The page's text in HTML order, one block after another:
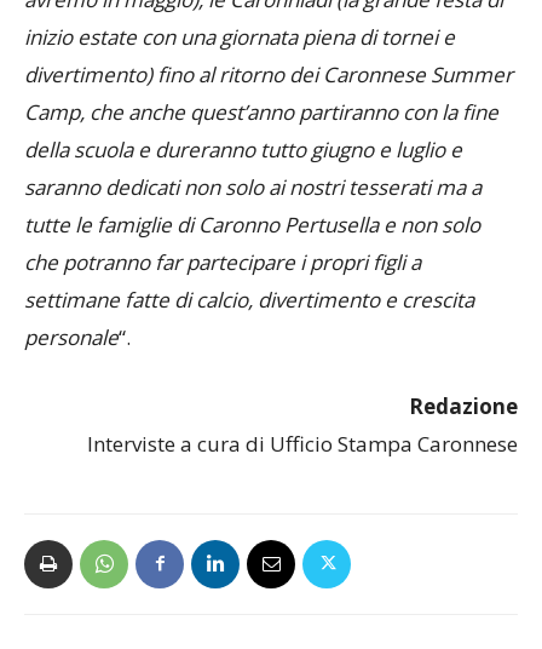
inizio estate con una giornata piena di tornei e
divertimento) fino al ritorno dei Caronnese Summer
Camp, che anche quest’anno partiranno con la fine
della scuola e dureranno tutto giugno e luglio e
saranno dedicati non solo ai nostri tesserati ma a
tutte le famiglie di Caronno Pertusella e non solo
che potranno far partecipare i propri figli a
settimane fatte di calcio, divertimento e crescita
personale“.
Redazione
Interviste a cura di Ufficio Stampa Caronnese